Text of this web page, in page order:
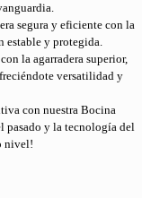
segura y eficiente con la
estable y protegida.
la agarradera superior,
versatilidad y
con nuestra Bocina
pasado y la tecnología del
nivel!